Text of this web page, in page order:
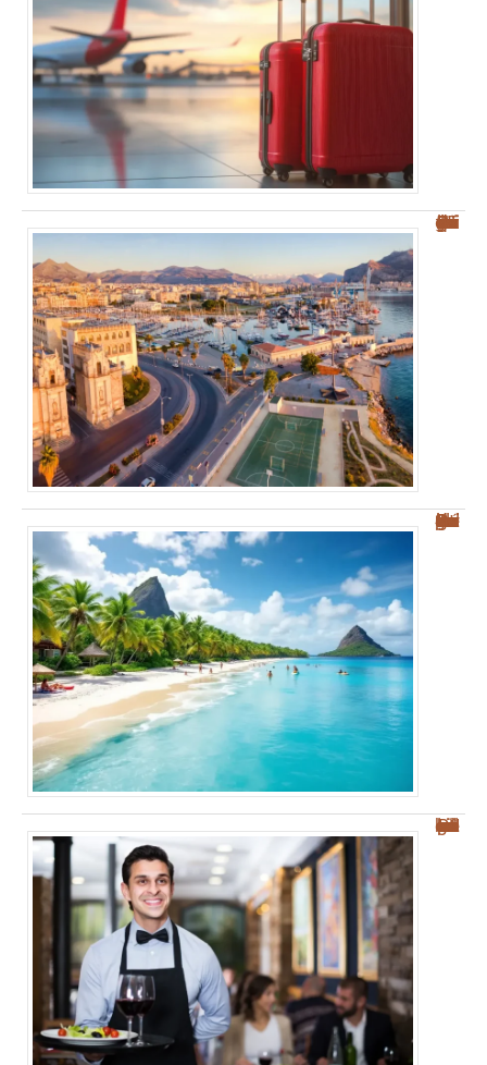
Où se garer à Palerme : guide pratique pour éviter la ZTL
Découvrez les plages des Salines : votre guide sur Sainte-Anne
Les meilleurs restaurants à Palerme : nos conseils pour bien manger et savourer !